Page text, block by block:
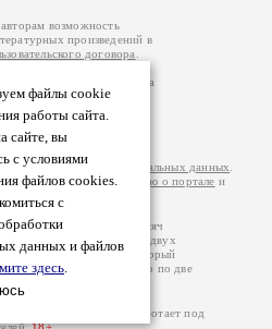
файлы cookie
работы сайта.
сайте, вы
с условиями
файлов cookies.
с
данных и файлов
здесь.
возможность
произведений в
договора
принадлежат авторам
произведений возможна
вы можете
Ответственность за
самостоятельно на
законодательства
обработки персональных данных
подробнуюинформацию о портале и
– порядка 200 тысяч
просматривают более двух
посещаемости, который
В каждой графе указано по две
посетителей.
2000-2026. Портал работает под